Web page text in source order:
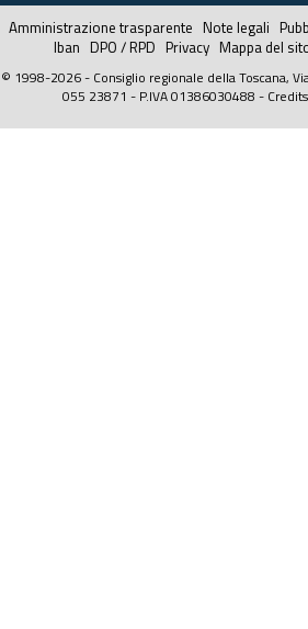
Amministrazione trasparente Note legali
Iban DPO / RPD Privacy Mappa del
© 1998-2026 - Consiglio regionale della Toscana,
055 23871 - P.IVA 01386030488 - Credits